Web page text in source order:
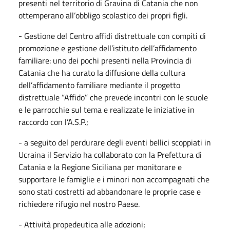
presenti nel territorio di Gravina di Catania che non
ottemperano all’obbligo scolastico dei propri figli.
- Gestione del Centro affidi distrettuale con compiti di
promozione e gestione dell’istituto dell’affidamento
familiare: uno dei pochi presenti nella Provincia di
Catania che ha curato la diffusione della cultura
dell’affidamento familiare mediante il progetto
distrettuale “Affido” che prevede incontri con le scuole
e le parrocchie sul tema e realizzate le iniziative in
raccordo con l’A.S.P.;
- a seguito del perdurare degli eventi bellici scoppiati in
Ucraina il Servizio ha collaborato con la Prefettura di
Catania e la Regione Siciliana per monitorare e
supportare le famiglie e i minori non accompagnati che
sono stati costretti ad abbandonare le proprie case e
richiedere rifugio nel nostro Paese.
- Attività propedeutica alle adozioni;